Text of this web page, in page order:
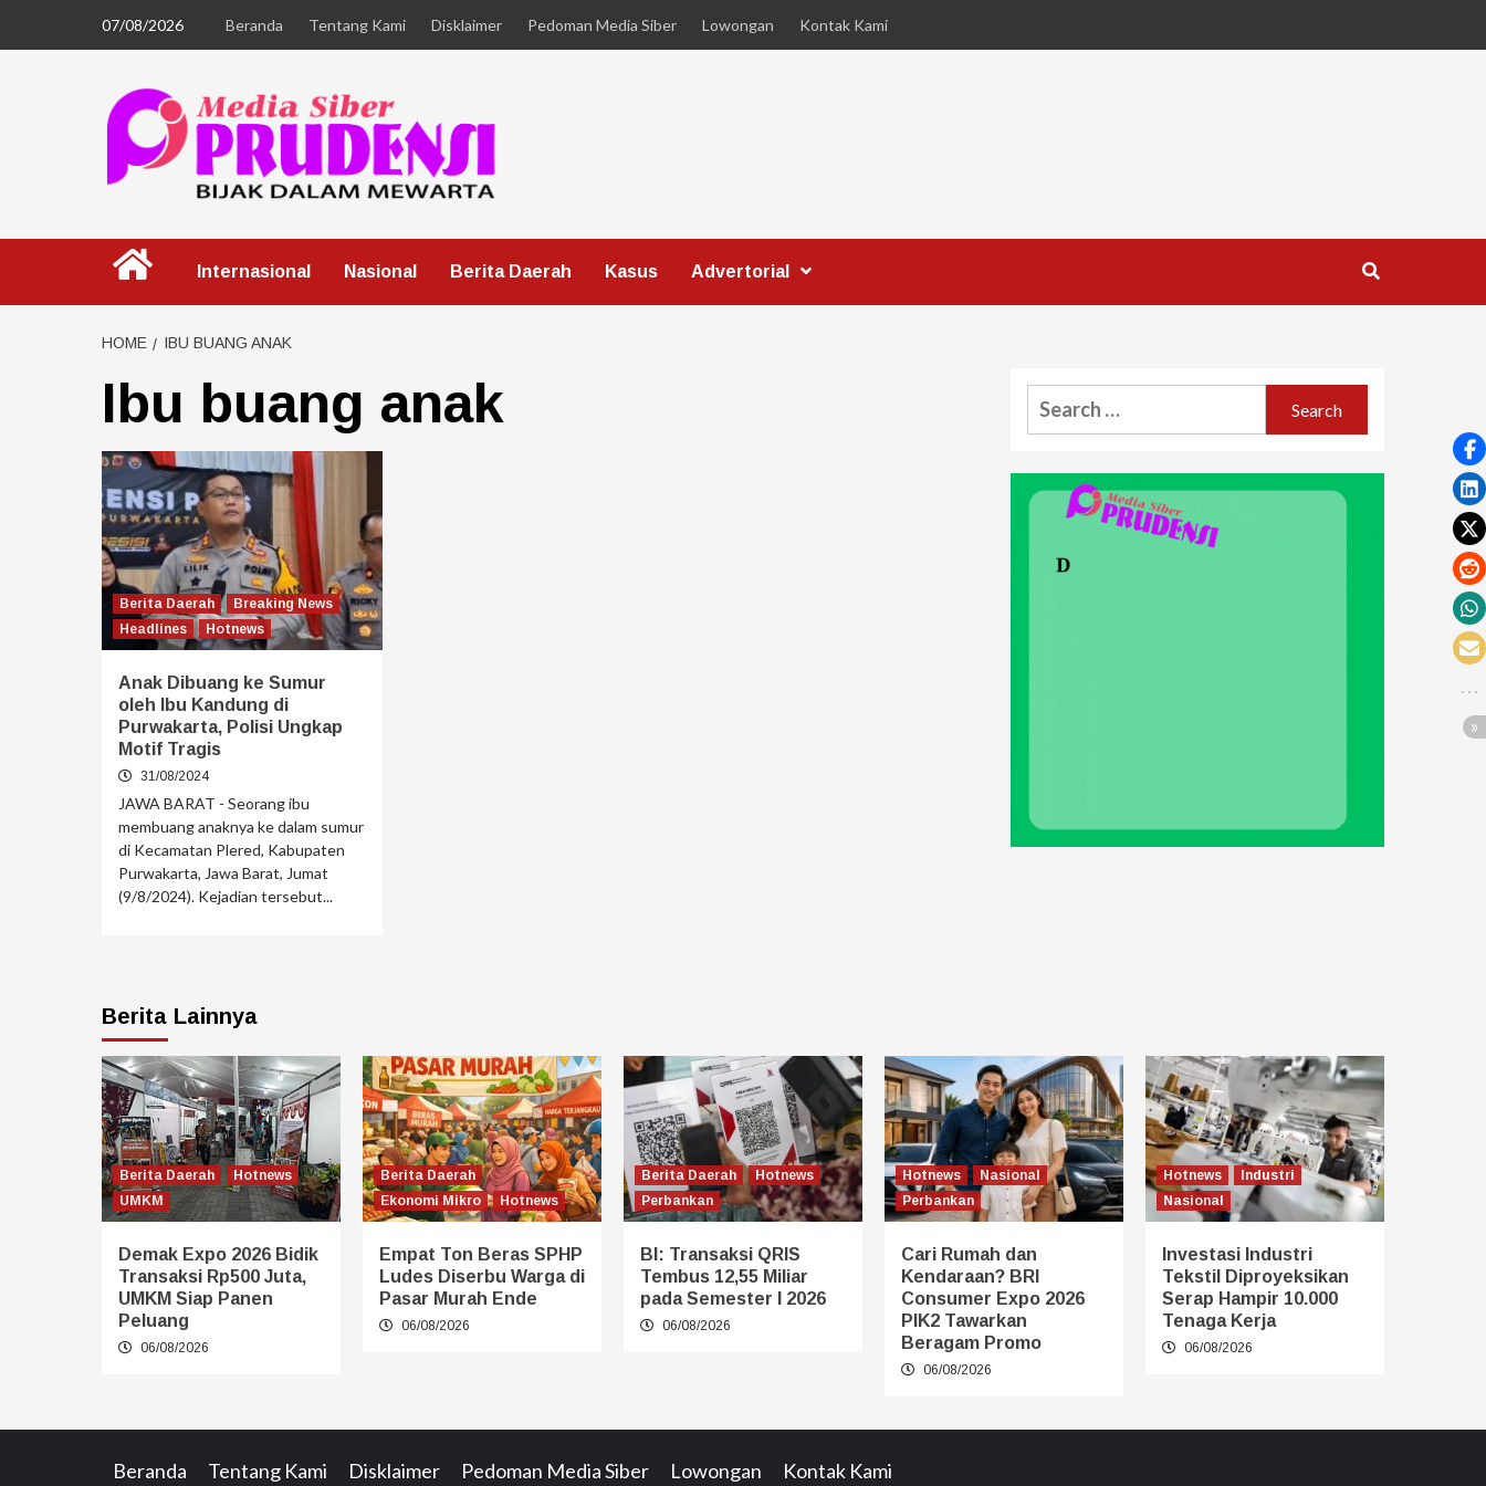
07/08/2026 Beranda Tentang Kami Disklaimer Pedoman Media Siber Lowongan Kontak Kami
Internasional Nasional Berita Daerah Kasus Advertorial
HOME IBU BUANG ANAK
Ibu buang anak
Berita Daerah
Breaking News
Headlines
Hotnews
Anak Dibuang ke Sumur
oleh Ibu Kandung di
Purwakarta, Polisi Ungkap
Motif Tragis
31/08/2024
JAWA BARAT - Seorang ibu
membuang anaknya ke dalam sumur
di Kecamatan Plered, Kabupaten
Purwakarta, Jawa Barat, Jumat
(9/8/2024). Kejadian tersebut...
Berita Lainnya
Berita Daerah
Hotnews
UMKM
Demak Expo 2026 Bidik
Transaksi Rp500 Juta,
UMKM Siap Panen
Peluang
06/08/2026
Berita Daerah
Ekonomi Mikro
Hotnews
Empat Ton Beras SPHP
Ludes Diserbu Warga di
Pasar Murah Ende
06/08/2026
Berita Daerah
Hotnews
Perbankan
BI: Transaksi QRIS
Tembus 12,55 Miliar
pada Semester I 2026
06/08/2026
Hotnews
Nasional
Perbankan
Cari Rumah dan
Kendaraan? BRI
Consumer Expo 2026
PIK2 Tawarkan
Beragam Promo
06/08/2026
Hotnews
Industri
Nasional
Investasi Industri
Tekstil Diproyeksikan
Serap Hampir 10.000
Tenaga Kerja
06/08/2026
Beranda Tentang Kami Disklaimer Pedoman Media Siber Lowongan Kontak Kami